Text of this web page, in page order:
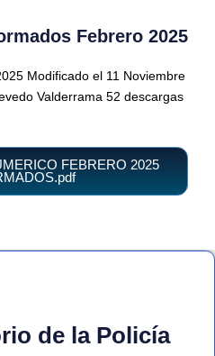
Febrero 2025
Modificado el 11 Noviembre
Valderrama 52 descargas
FEBRERO 2025
de la Policía